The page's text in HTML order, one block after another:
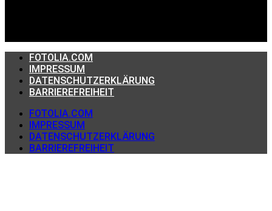
FOTOLIA.COM
IMPRESSUM
DATENSCHUTZERKLÄRUNG
BARRIEREFREIHEIT
FOTOLIA.COM
IMPRESSUM
DATENSCHUTZERKLÄRUNG
BARRIEREFREIHEIT